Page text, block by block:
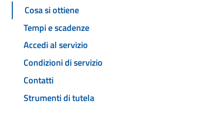
Cosa si ottiene
Tempi e scadenze
Accedi al servizio
Condizioni di servizio
Contatti
Strumenti di tutela